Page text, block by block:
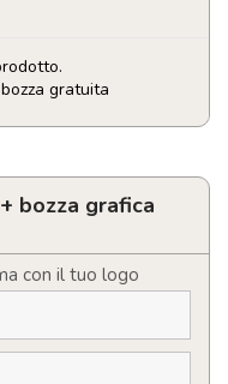
gratuita
bozza grafica
con il tuo logo